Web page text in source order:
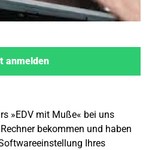
anmelden
»EDV mit Muße« bei uns
bekommen und haben
Ihres